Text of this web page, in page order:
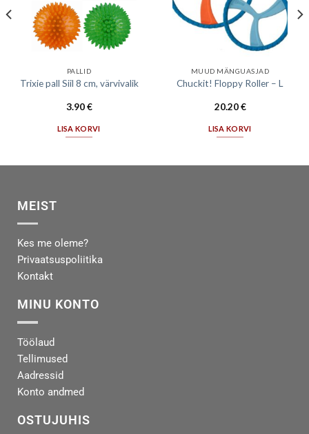
PALLID
Trixie pall Siil 8 cm, värvivalik
3.90€
LISA KORVI
MUUD MÄNGUASJAD
Chuckit! Floppy Roller – L
20.20€
LISA KORVI
MEIST
Kes me oleme?
Privaatsuspoliitika
Kontakt
MINU KONTO
Töölaud
Tellimused
Aadressid
Konto andmed
OSTUJUHIS